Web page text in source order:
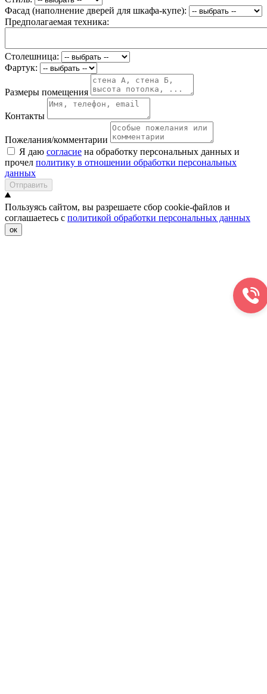
Фасад (наполнение дверей для шкафа-купе):
Предполагаемая техника:
Столешница:
Фартук:
Размеры помещения
Контакты
Пожелания/комментарии
Я даю согласие на обработку персональных данных и
прочел политику в отношении обработки персональных
данных
Отправить
Пользуясь сайтом, вы разрешаете сбор cookie-файлов и
соглашаетесь с политикой обработки персональных данных
ок